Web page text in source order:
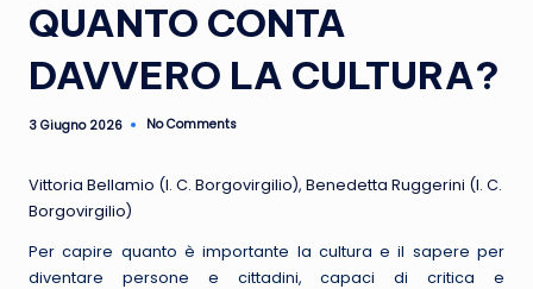
QUANTO CONTA
DAVVERO LA CULTURA?
3 Giugno 2026 No Comments
Vittoria Bellamio (I. C. Borgovirgilio), Benedetta Ruggerini (I. C.
Borgovirgilio)
Per capire quanto è importante la cultura e il sapere per
diventare persone e cittadini, capaci di critica e